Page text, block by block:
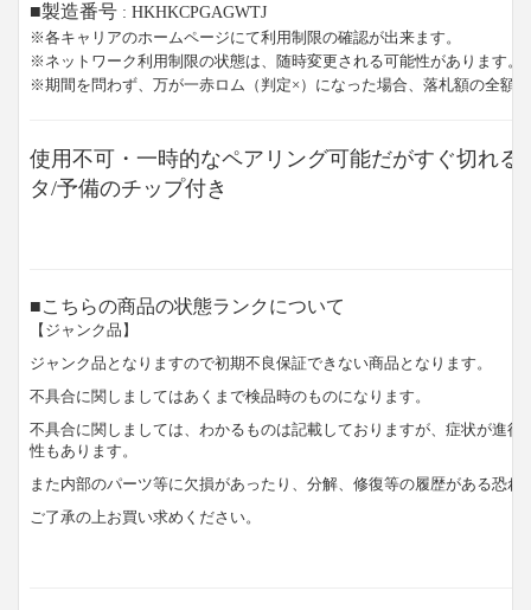
■製造番号 : HKHKCPGAGWTJ
※各キャリアのホームページにて利用制限の確認が出来ます。
※ネットワーク利用制限の状態は、随時変更される可能性があります。
※期間を問わず、万が一赤ロム（判定×）になった場合、落札額の全額
使用不可・一時的なペアリング可能だがすぐ切れる
タ/予備のチップ付き
■こちらの商品の状態ランクについて
【ジャンク品】
ジャンク品となりますので初期不良保証できない商品となります。
不具合に関しましてはあくまで検品時のものになります。
不具合に関しましては、わかるものは記載しておりますが、症状が進
性もあります。
また内部のパーツ等に欠損があったり、分解、修復等の履歴がある恐れ
ご了承の上お買い求めください。